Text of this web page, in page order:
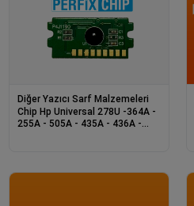
Diğer Yazıcı Sarf Malzemeleri
Chip Hp Universal 278U -364A -
255A - 505A - 435A - 436A -